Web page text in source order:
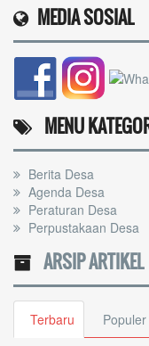
MEDIA SOSIAL
MENU
Berita Desa
Agenda Desa
Peraturan Desa
Perpustakaan Desa
ARSIP ARTIKEL
Terbaru Populer